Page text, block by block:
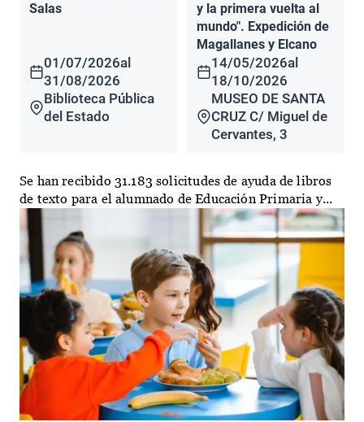
Salas
01/07/2026al
31/08/2026
Biblioteca Pública
del Estado
y la primera vuelta al
mundo". Expedición de
Magallanes y Elcano
14/05/2026al
18/10/2026
MUSEO DE SANTA
CRUZ C/ Miguel de
Cervantes, 3
Se han recibido 31.183 solicitudes de ayuda de libros
de texto para el alumnado de Educación Primaria y...